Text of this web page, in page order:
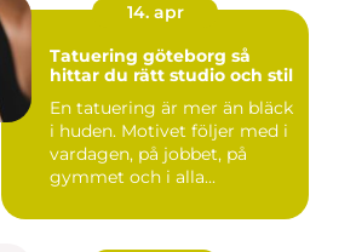
14. apr
Tatuering göteborg så
hittar du rätt studio och stil
En tatuering är mer än bläck
i huden. Motivet följer med i
vardagen, på jobbet, på
gymmet och i alla...